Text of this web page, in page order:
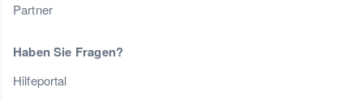
Partner
Haben Sie Fragen?
Hilfeportal